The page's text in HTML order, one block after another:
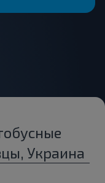
Украина